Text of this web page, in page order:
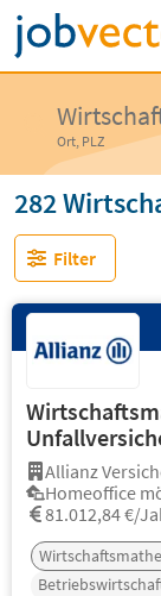
Ort, PLZ
282
Filter
Allianz
Homeoffice
81.012,84 €/